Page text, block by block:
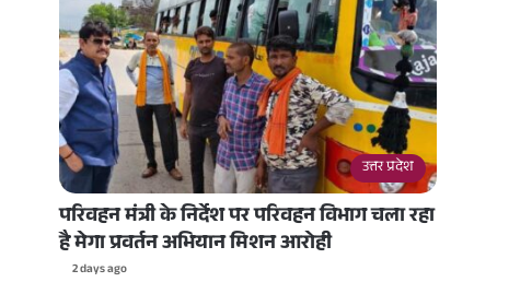
उत्तर प्रदेश
परिवहन मंत्री के निर्देश पर परिवहन विभाग चला रहा
है मेगा प्रवर्तन अभियान मिशन आरोही
2 days ago